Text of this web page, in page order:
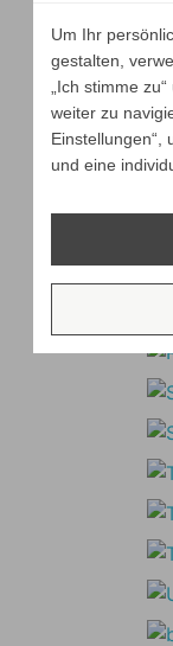
Um Ihr
gestalten,
„Ich stimme
weiter zu
Einstellungen“,
und eine